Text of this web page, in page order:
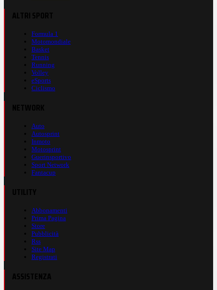
Formula 1
Motomondiale
Basket
Tennis
Running
Volley
eSports
Ciclismo
Auto
Autosprint
Inmoto
Motosprint
Guerinsportivo
Sport Network
Fantacup
Abbonamenti
Prima Pagina
Store
Pubblicità
Rss
Site Map
Registrati